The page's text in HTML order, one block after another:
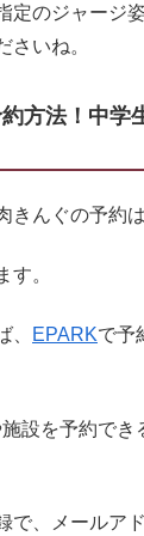
定のジャージ
さいね。
方法！中学
きんぐの予約
す。
、 EPARKで予
設を予約でき
で、メールア